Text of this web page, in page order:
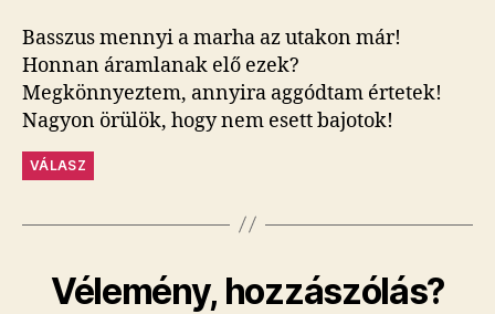
Basszus mennyi a marha az utakon már!
Honnan áramlanak elő ezek?
Megkönnyeztem, annyira aggódtam értetek!
Nagyon örülök, hogy nem esett bajotok!
VÁLASZ
Vélemény, hozzászólás?